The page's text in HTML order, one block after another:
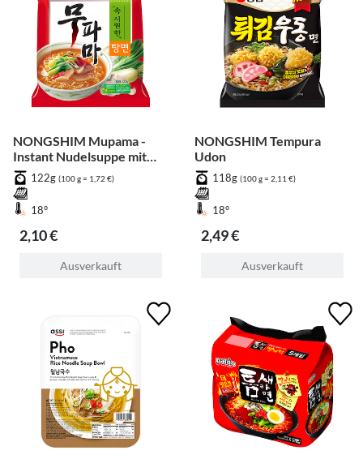
NONGSHIM Mupama -
Instant Nudelsuppe mit
Rettich, Lauch, Knoblauch
122g (100 g = 1,72 €)
18°
2,10 €
Ausverkauft
NONGSHIM Tempura
Udon
118g (100 g = 2,11 €)
18°
2,49 €
Ausverkauft